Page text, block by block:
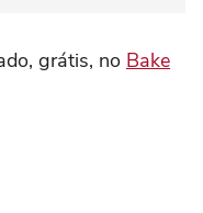
grátis, no Bake